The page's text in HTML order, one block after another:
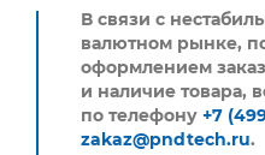
В связи с
валютном рынке,
оформлением
и наличие товара,
по телефону +7
zakaz@pndtech.ru.